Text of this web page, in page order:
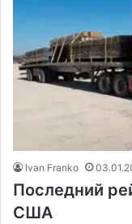
Ivan Franko
Последний
США